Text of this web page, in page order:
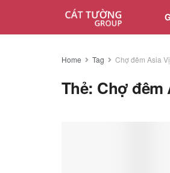
Home Tag Chợ đêm Asia
Thẻ: Chợ đêm